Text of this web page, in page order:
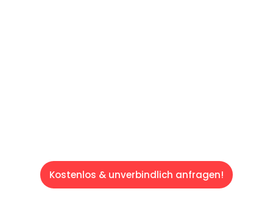
Kostenlos & unverbindlich anfragen!